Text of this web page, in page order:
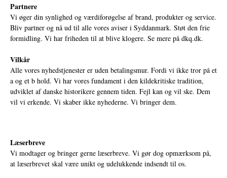
Partnere
Vi øger din synlighed og værdiforøgelse af brand, produkter og service.
Bliv partner og nå ud til alle vores aviser i Syddanmark. Støt den frie
formidling. Vi har friheden til at blive klogere. Se mere på dkq.dk.
Vilkår
Alle vores nyhedstjenester er uden betalingsmur. Fordi vi ikke tror på et
a og et b hold. Vi har vores fundament i den kildekritiske tradition,
udviklet af danske historikere gennem tiden. Fejl kan og vil ske. Dem
vil vi erkende. Vi skaber ikke nyhederne. Vi bringer dem.
Læserbreve
Vi modtager og bringer gerne læserbreve. Vi gør dog opmærksom på,
at læserbrevet skal være unikt og udelukkende indsendt til os.